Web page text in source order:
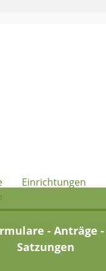
Einrichtungen
- Anträge -
Satzungen